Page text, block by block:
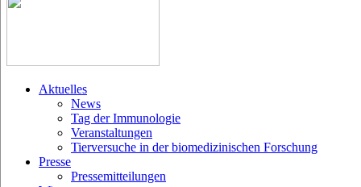
Aktuelles
News
Tag der Immunologie
Veranstaltungen
Tierversuche in der biomedizinischen Forschung
Presse
Pressemitteilungen